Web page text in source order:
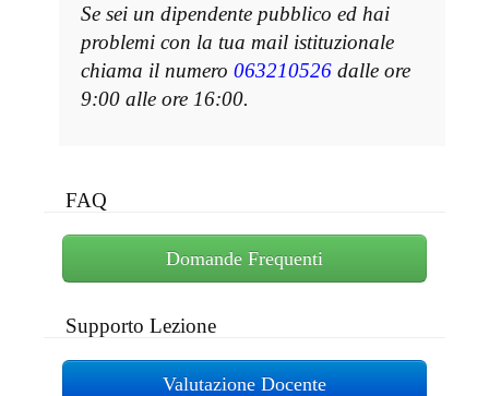
Se sei un dipendente pubblico ed hai
problemi con la tua mail istituzionale
chiama il numero 063210526 dalle ore
9:00 alle ore 16:00.
FAQ
Domande Frequenti
Supporto Lezione
Valutazione Docente